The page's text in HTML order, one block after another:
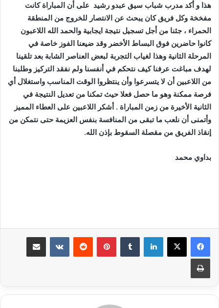
هذا و أكد مدرب شباب سيق عبدو رشيد على أن المباراة كانت
مفخخة وكل فريق كان يبحث عن الانتصار للخروج من المنطقة
الحمراء ، جئنا من أجل تسجيل نتيجة ايجابية والحمد الله اللاعبون
كانوا حاضرين فوق البساط الأخضر وقد ضيعنا الفوز خاصة في
المرحلة الثانية وهذا لغياب التجربة لبعض العناصر الشابة بعد تلقينا
لهدف مباغت عرفنا كيف نتحكم في أنفسنا ولم نفقد التركيز وطلبنا
من اللاعبين أن لا يتسرعوا وأن ينتظروا الوقت المناسب واستغلال أي
فرصة ممكنة وهو ما حصل فعلا حيث تمكنا من تعديل النتيجة في
الثانية الأخيرة من زمن المباراة . أشكر اللاعبين على العطاء المميز
وأتمنى أن نلعب ما تبقى من المنافسة بنفس العزيمة حتى نتمكن من
إنقاذ الفريق من مقصلة السقوط بإذن الله.
بداوي محمد
لينكدإن بينتيريست
طباعة